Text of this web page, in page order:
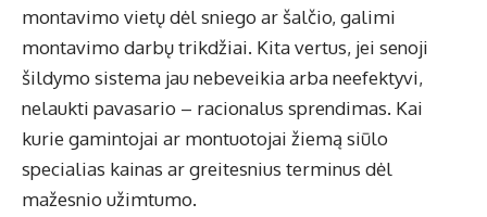
montavimo vietų dėl sniego ar šalčio, galimi
montavimo darbų trikdžiai. Kita vertus, jei senoji
šildymo sistema jau nebeveikia arba neefektyvi,
nelaukti pavasario – racionalus sprendimas. Kai
kurie gamintojai ar montuotojai žiemą siūlo
specialias kainas ar greitesnius terminus dėl
mažesnio užimtumo.